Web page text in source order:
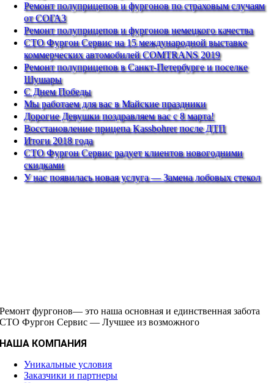
Ремонт полуприцепов и фургонов по страховым случаям
от СОГАЗ
Ремонт полуприцепов и фургонов немецкого качества
СТО Фургон Сервис на 15 международной выставке
коммерческих автомобилей COMTRANS 2019
Ремонт полуприцепов в Санкт-Петербурге и поселке
Шушары
С Днем Победы
Мы работаем для вас в Майские праздники
Дорогие Девушки поздравляем вас с 8 марта!
Восстановление прицепа Kassbohrer после ДТП
Итоги 2018 года
СТО Фургон Сервис радует клиентов новогодними
скидками
У нас появилась новая услуга — Замена лобовых стекол
Ремонт фургонов— это наша основная и единственная забота
СТО Фургон Сервис — Лучшее из возможного
НАША КОМПАНИЯ
Уникальные условия
Заказчики и партнеры